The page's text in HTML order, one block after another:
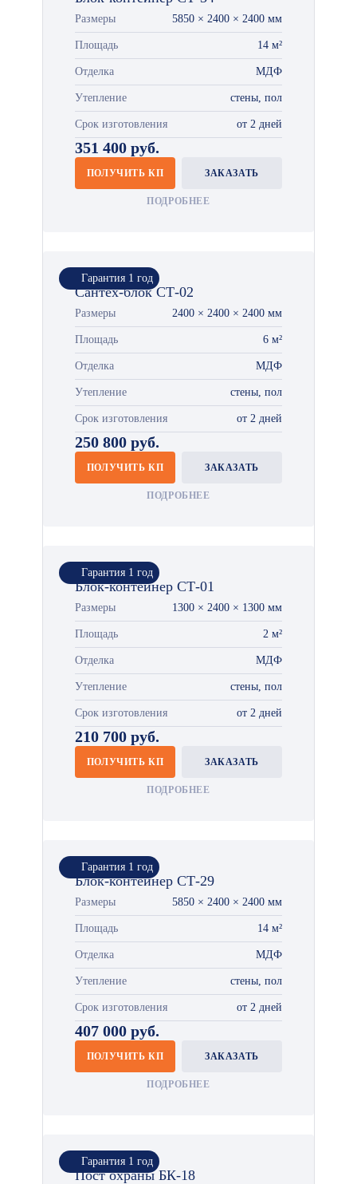
Размеры 5850 × 2400 × 2400 мм
Площадь 14 м²
Отделка МДФ
Утепление стены, пол
Срок изготовления от 2 дней
351 400 руб.
ПОЛУЧИТЬ КП ЗАКАЗАТЬ
ПОДРОБНЕЕ
Гарантия 1 год
Сантех-блок СТ-02
Размеры 2400 × 2400 × 2400 мм
Площадь 6 м²
Отделка МДФ
Утепление стены, пол
Срок изготовления от 2 дней
250 800 руб.
ПОЛУЧИТЬ КП ЗАКАЗАТЬ
ПОДРОБНЕЕ
Гарантия 1 год
Блок-контейнер СТ-01
Размеры 1300 × 2400 × 1300 мм
Площадь 2 м²
Отделка МДФ
Утепление стены, пол
Срок изготовления от 2 дней
210 700 руб.
ПОЛУЧИТЬ КП ЗАКАЗАТЬ
ПОДРОБНЕЕ
Гарантия 1 год
Блок-контейнер СТ-29
Размеры 5850 × 2400 × 2400 мм
Площадь 14 м²
Отделка МДФ
Утепление стены, пол
Срок изготовления от 2 дней
407 000 руб.
ПОЛУЧИТЬ КП ЗАКАЗАТЬ
ПОДРОБНЕЕ
Гарантия 1 год
Пост охраны БК-18